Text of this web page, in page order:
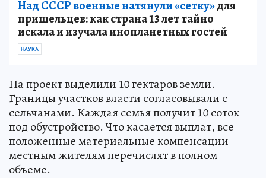
Над СССР военные натянули «сетку»для
пришельцев: как страна 13 лет тайно
искала и изучала инопланетных гостей
НАУКА
На проект выделили 10 гектаров земли.
Границы участков власти согласовывали с
сельчанами. Каждая семья получит 10 соток
под обустройство. Что касается выплат, все
положенные материальные компенсации
местным жителям перечислят в полном
объеме.